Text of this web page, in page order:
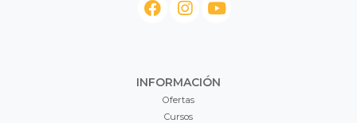
INFORMACIÓN
Ofertas
Cursos